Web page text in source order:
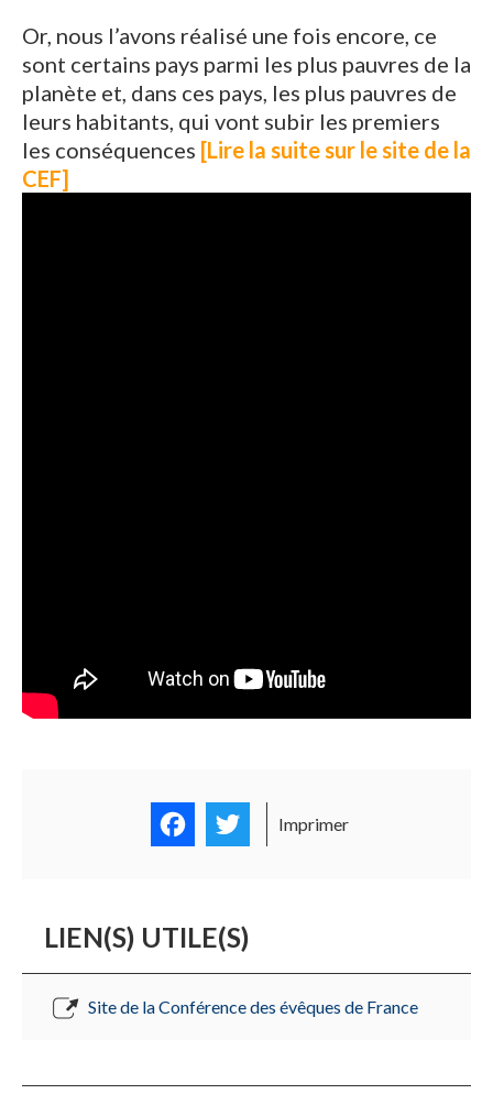
Or, nous l’avons réalisé une fois encore, ce
sont certains pays parmi les plus pauvres de la
planète et, dans ces pays, les plus pauvres de
leurs habitants, qui vont subir les premiers
les conséquences [Lire la suite sur le site de la
CEF]
FacebookTwitter
Imprimer
LIEN(S) UTILE(S)
Site de la Conférence des évêques de France